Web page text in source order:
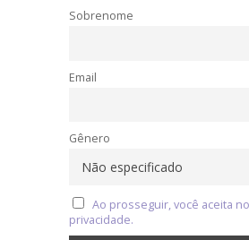
Sobrenome
Email
Gênero
Ao prosseguir, você aceita
privacidade.